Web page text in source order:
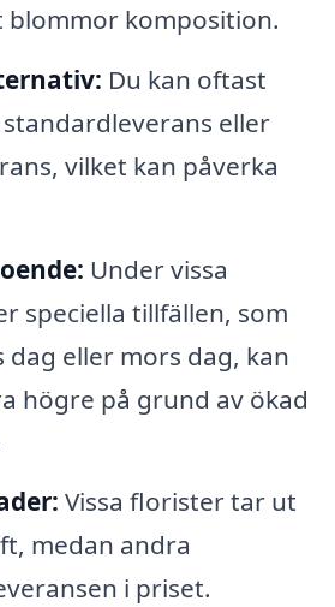
blommor komposition.
Du kan oftast
eller
vilket kan påverka
Under vissa
speciella tillfällen, som
dag eller mors dag, kan
högre på grund av ökad
Vissa florister tar ut
medan andra
i priset.